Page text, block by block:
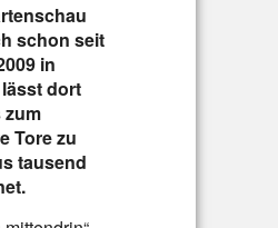
schon seit
in
dort
Tore zu
tausend